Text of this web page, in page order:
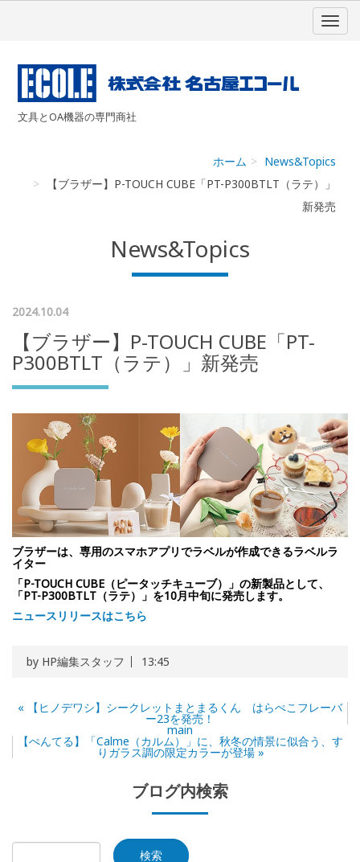
文具とOA機器の専門商社
ホーム
News&Topics
【ブラザー】P-TOUCH CUBE「PT-P300BTLT（ラテ）」
新発売
News&Topics
2024.10.04
【ブラザー】P-TOUCH CUBE「PT-
P300BTLT（ラテ）」新発売
ブラザーは、専用のスマホアプリでラベルが作成できるラベルラ
イター
「P-TOUCH CUBE（ピータッチキューブ）」の新製品として、
「PT-P300BTLT（ラテ）」を10月中旬に発売します。
ニュースリリースはこちら
by HP編集スタッフ 13:45
« 【ヒノデワシ】シークレットまとまるくん はらぺこフレーバ
ー23を発売！
main
【ぺんてる】「Calme（カルム）」に、秋冬の情景に似合う、す
りガラス調の限定カラーが登場»
ブログ内検索